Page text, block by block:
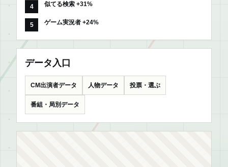
似てる検索 +31%
ゲーム実況者 +24%
データ入口
CM出演者データ 人物データ 投票・選ぶ
番組・局別データ